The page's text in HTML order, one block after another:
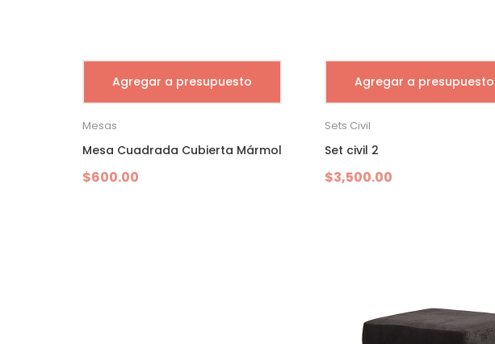
Agregar a presupuesto
Mesas
Mesa Cuadrada Cubierta Mármol
$600.00
Agregar a presupuesto
Sets Civil
Set civil 2
$3,500.00